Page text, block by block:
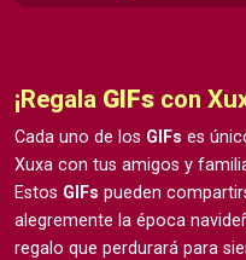
¡Regala GIFs con
Cada uno de los GIFs es
Xuxa con tus amigos y
Estos GIFs pueden
alegremente la época
regalo que perdurará para